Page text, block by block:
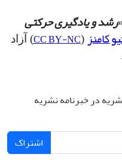
رشد و یادگیری حرکتی
کامنز (
CC BY-NC) آزاد
در خبرنامه نشریه
اشتراک